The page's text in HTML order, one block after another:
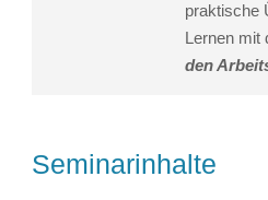
praktische
Lernen mit
den
Seminarinhalte